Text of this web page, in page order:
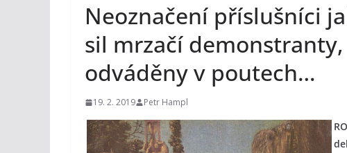
Neoznačení příslušníci
sil mrzačí
odváděny v poutech…
19. 2. 2019 Petr Hampl